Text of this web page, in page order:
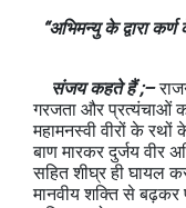
“अभिमन्‍यु के द्वारा
संजय कहते हैं ;–
गरजता और प्रत्‍यंचाओं
महामनस्‍वी वीरों के
बाण मारकर दुर्जय वीर
सहित शीघ्र ही घायल
मानवीय शक्ति से